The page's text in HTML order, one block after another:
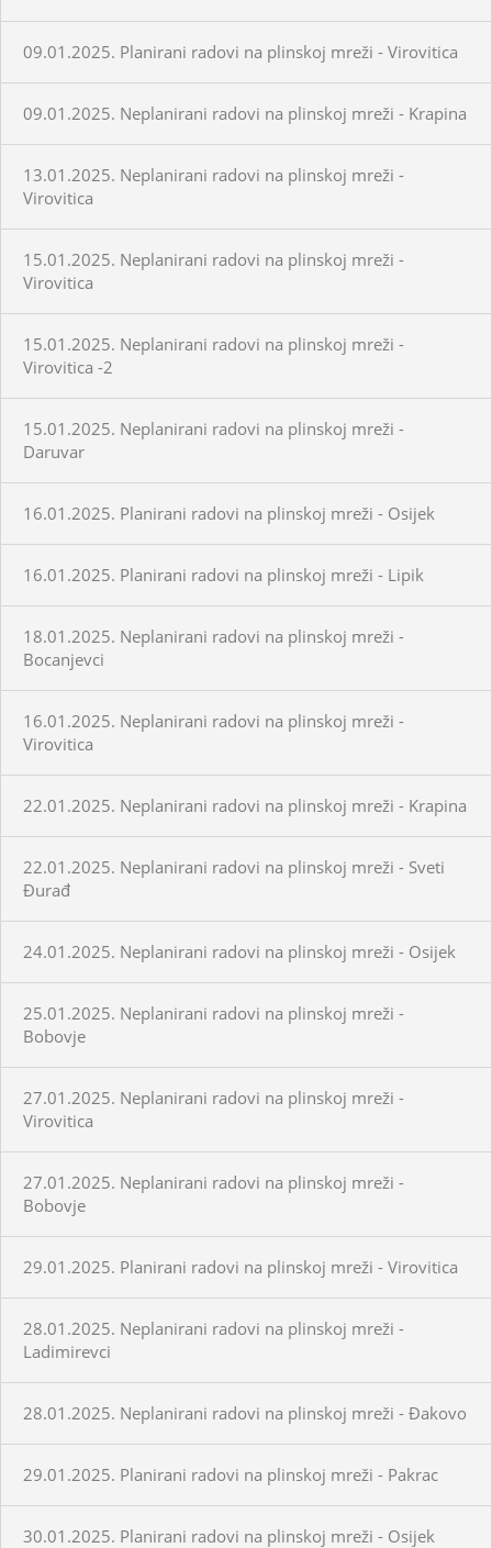
09.01.2025. Planirani radovi na plinskoj mreži - Virovitica
09.01.2025. Neplanirani radovi na plinskoj mreži - Krapina
13.01.2025. Neplanirani radovi na plinskoj mreži -
Virovitica
15.01.2025. Neplanirani radovi na plinskoj mreži -
Virovitica
15.01.2025. Neplanirani radovi na plinskoj mreži -
Virovitica -2
15.01.2025. Neplanirani radovi na plinskoj mreži -
Daruvar
16.01.2025. Planirani radovi na plinskoj mreži - Osijek
16.01.2025. Planirani radovi na plinskoj mreži - Lipik
18.01.2025. Neplanirani radovi na plinskoj mreži -
Bocanjevci
16.01.2025. Neplanirani radovi na plinskoj mreži -
Virovitica
22.01.2025. Neplanirani radovi na plinskoj mreži - Krapina
22.01.2025. Neplanirani radovi na plinskoj mreži - Sveti
Đurađ
24.01.2025. Neplanirani radovi na plinskoj mreži - Osijek
25.01.2025. Neplanirani radovi na plinskoj mreži -
Bobovje
27.01.2025. Neplanirani radovi na plinskoj mreži -
Virovitica
27.01.2025. Neplanirani radovi na plinskoj mreži -
Bobovje
29.01.2025. Planirani radovi na plinskoj mreži - Virovitica
28.01.2025. Neplanirani radovi na plinskoj mreži -
Ladimirevci
28.01.2025. Neplanirani radovi na plinskoj mreži - Đakovo
29.01.2025. Planirani radovi na plinskoj mreži - Pakrac
30.01.2025. Planirani radovi na plinskoj mreži - Osijek